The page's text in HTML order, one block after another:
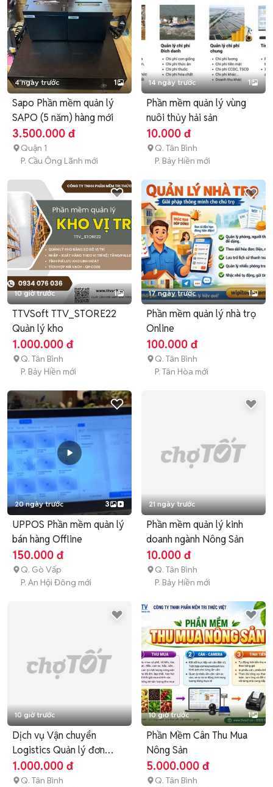
4 ngày trước 1
Sapo Phần mềm quản lý
SAPO (5 năm) hàng mới
3.500.000 đ
Quận 1
P. Cầu Ông Lãnh mới
14 ngày trước 1
Phần mềm quản lý vùng
nuôi thủy hải sản
10.000 đ
Q. Tân Bình
P. Bảy Hiền mới
10 giờ trước 1
TTVSoft TTV_STORE22
Quản lý kho
1.000.000 đ
Q. Tân Bình
P. Bảy Hiền mới
17 ngày trước 1
Phần mềm quản lý nhà trọ
Online
100.000 đ
Q. Tân Bình
P. Tân Hòa mới
20 ngày trước 3
UPPOS Phần mềm quản lý
bán hàng Offline
150.000 đ
Q. Gò Vấp
P. An Hội Đông mới
21 ngày trước
Phần mềm quản lý kinh
doanh ngành Nông Sản
10.000 đ
Q. Tân Bình
P. Bảy Hiền mới
10 giờ trước
Dịch vụ Vận chuyển
Logistics Quản lý đơn
hàng
1.000.000 đ
Q. Tân Bình
10 giờ trước 1
Phần Mềm Cân Thu Mua
Nông Sản
5.000.000 đ
Q. Tân Bình